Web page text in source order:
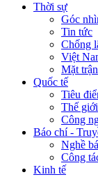
Thời sự
Góc
Tin tức
Chống
Việt
Mặt trận
Quốc tế
Tiêu
Thế
Công
Báo chí -
Nghề
Công
Kinh tế